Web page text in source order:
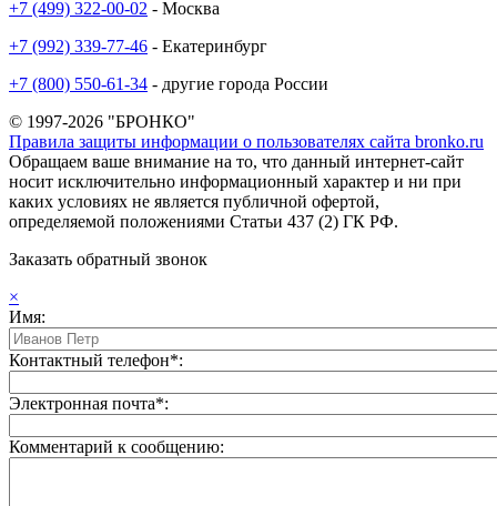
+7 (499) 322-00-02 - Москва
+7 (992) 339-77-46 - Екатеринбург
+7 (800) 550-61-34 - другие города России
© 1997-2026 "БРОНКО"
Правила защиты информации о пользователях сайта bronko.ru
Обращаем ваше внимание на то, что данный интернет-сайт
носит исключительно информационный характер и ни при
каких условиях не является публичной офертой,
определяемой положениями Статьи 437 (2) ГК РФ.
Заказать обратный звонок
×
Имя:
Контактный телефон*:
Электронная почта*:
Комментарий к сообщению: